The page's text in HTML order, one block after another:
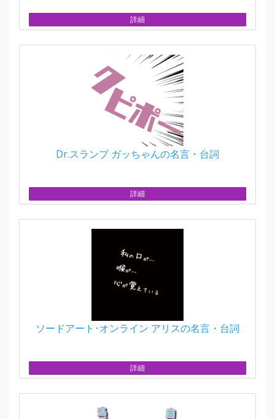
詳細
Dr.スランプ ガッちゃんの名言・台詞
詳細
ソードアート･オンライン アリスの名言・台詞
詳細